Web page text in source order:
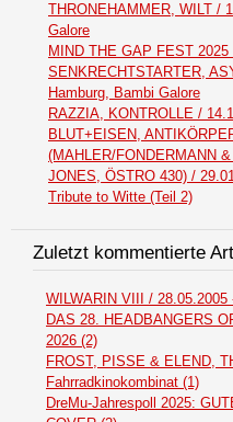
THRONEHAMMER, WILT /
Galore
MIND THE GAP FEST
SENKRECHTSTARTER,
Hamburg, Bambi Galore
RAZZIA, KONTROLLE /
BLUT+EISEN,
(MAHLER/FONDERMANN
JONES, ÖSTRO 430) /
Tribute to Witte (Teil 2)
Zuletzt kommentierte
WILWARIN VIII / 28.05.2005
DAS 28. HEADBANGERS
2026 (2)
FROST, PISSE & ELEND,
Fahrradkinokombinat (1)
DreMu-Jahrespoll 2025: